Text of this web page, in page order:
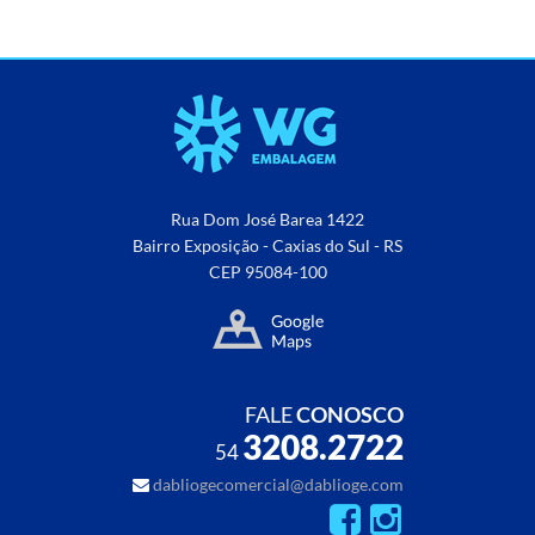
Rua Dom José Barea 1422
Bairro Exposição - Caxias do Sul - RS
CEP 95084-100
FALECONOSCO
543208.2722
dabliogecomercial@dablioge.com